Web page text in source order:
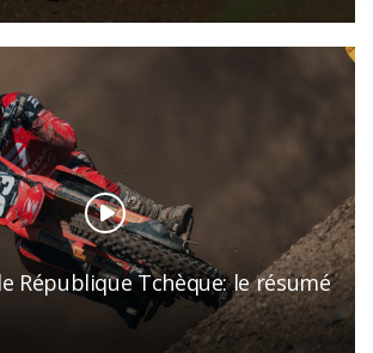
République Tchèque: le résumé